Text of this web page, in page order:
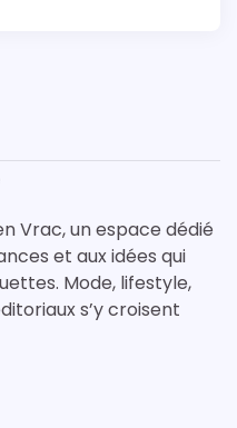
Vrac, un espace dédié
et aux idées qui
Mode, lifestyle,
s’y croisent